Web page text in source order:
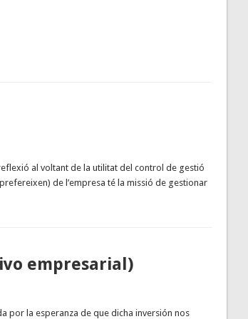
al voltant de la utilitat del control de gestió
de l’empresa té la missió de gestionar
empresarial)
por la esperanza de que dicha inversión nos